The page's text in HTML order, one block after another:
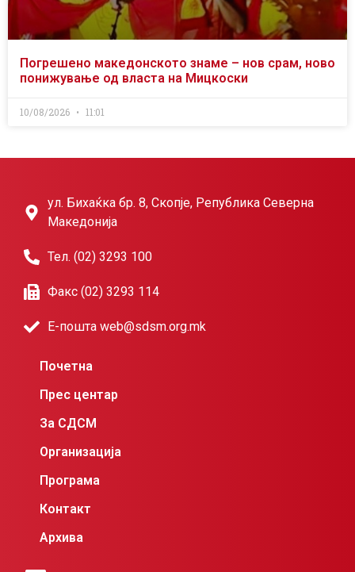
Погрешено македонското знаме – нов срам, ново
понижување од власта на Мицкоски
10/08/2026 11:01
ул. Бихаќка бр. 8, Скопје, Република Северна
Македонија
Тел. (02) 3293 100
Факс (02) 3293 114
Е-пошта web@sdsm.org.mk
Почетна
Прес центар
За СДСМ
Организација
Програма
Контакт
Архива